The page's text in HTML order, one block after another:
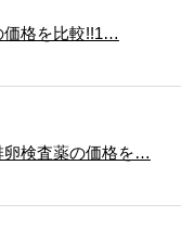
価格を比較!!1…
卵検査薬の価格を…